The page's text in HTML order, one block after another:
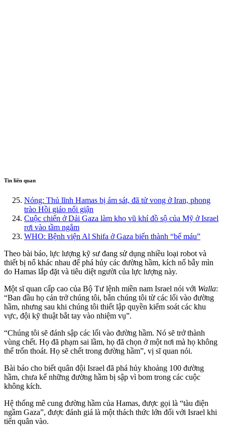
Tin liên quan
Nóng: Thủ lĩnh Hamas bị ám sát, đã tử vong ở Iran, phong
trào Hồi giáo nổi giận
Cuộc chiến ở Dải Gaza làm kho vũ khí đồ sộ của Mỹ ở Israel
rơi vào tầm ngắm
WHO: Bệnh viện Al Shifa ở Gaza biến thành “bể máu”
Theo bài báo, lực lượng kỹ sư đang sử dụng nhiều loại robot và
thiết bị nổ khác nhau để phá hủy các đường hầm, kích nổ bẫy mìn
do Hamas lắp đặt và tiêu diệt người của lực lượng này.
Một sĩ quan cấp cao của Bộ Tư lệnh miền nam Israel nói với Walla:
“Ban đầu họ cản trở chúng tôi, bắn chúng tôi từ các lối vào đường
hầm, nhưng sau khi chúng tôi thiết lập quyền kiểm soát các khu
vực, đội kỹ thuật bắt tay vào nhiệm vụ”.
“Chúng tôi sẽ đánh sập các lối vào đường hầm. Nó sẽ trở thành
vùng chết. Họ đã phạm sai lầm, họ đã chọn ở một nơi mà họ không
thể trốn thoát. Họ sẽ chết trong đường hầm”, vị sĩ quan nói.
Bài báo cho biết quân đội Israel đã phá hủy khoảng 100 đường
hầm, chưa kể những đường hầm bị sập vì bom trong các cuộc
không kích.
Hệ thống mê cung đường hầm của Hamas, được gọi là “tàu điện
ngầm Gaza”, được đánh giá là một thách thức lớn đối với Israel khi
tiến quân vào.